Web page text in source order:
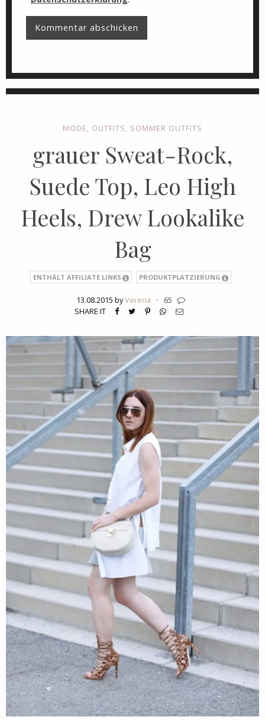
MODE, OUTFITS, SOMMER OUTFITS
grauer Sweat-Rock,
Suede Top, Leo High
Heels, Drew Lookalike
Bag
ENTHÄLT AFFILIATE LINKS PRODUKTPLATZIERUNG
13.08.2015 byVerena ·
65
SHARE IT